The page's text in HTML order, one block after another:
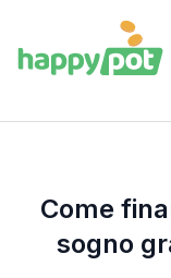
Come
sogno